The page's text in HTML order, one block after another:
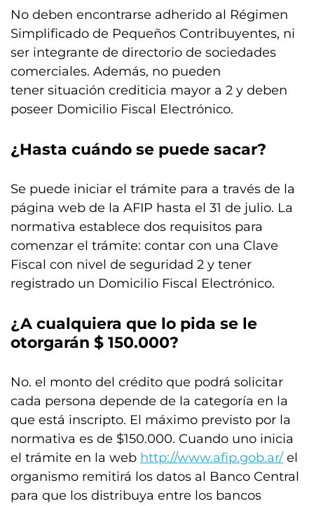
No deben encontrarse adherido al Régimen
Simplificado de Pequeños Contribuyentes, ni
ser integrante de directorio de sociedades
comerciales. Además, no pueden
tener situación crediticia mayor a 2 y deben
poseer Domicilio Fiscal Electrónico.
¿Hasta cuándo se puede sacar?
Se puede iniciar el trámite para a través de la
página web de la AFIP hasta el 31 de julio. La
normativa establece dos requisitos para
comenzar el trámite: contar con una Clave
Fiscal con nivel de seguridad 2 y tener
registrado un Domicilio Fiscal Electrónico.
¿A cualquiera que lo pida se le
otorgarán $ 150.000?
No. el monto del crédito que podrá solicitar
cada persona depende de la categoría en la
que está inscripto. El máximo previsto por la
normativa es de $150.000. Cuando uno inicia
el trámite en la web http://www.afip.gob.ar/ el
organismo remitirá los datos al Banco Central
para que los distribuya entre los bancos